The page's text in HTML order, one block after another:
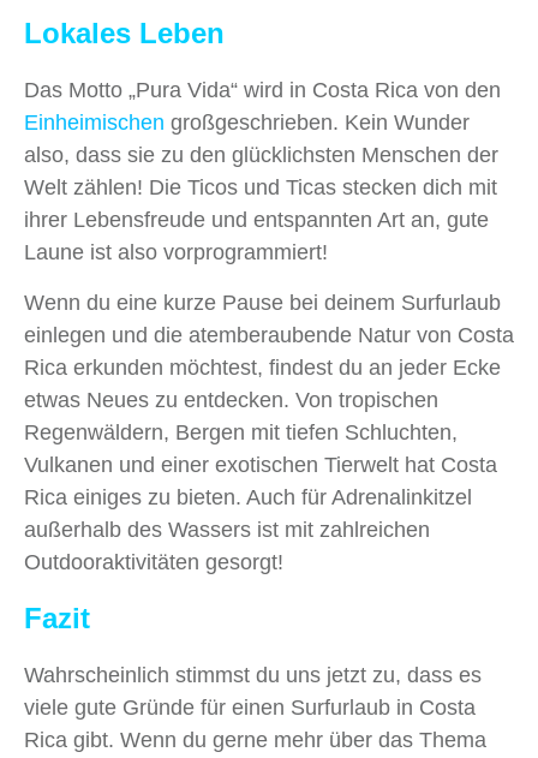
Lokales Leben
Das Motto „Pura Vida“ wird in Costa Rica von den
Einheimischen großgeschrieben. Kein Wunder
also, dass sie zu den glücklichsten Menschen der
Welt zählen! Die Ticos und Ticas stecken dich mit
ihrer Lebensfreude und entspannten Art an, gute
Laune ist also vorprogrammiert!
Wenn du eine kurze Pause bei deinem Surfurlaub
einlegen und die atemberaubende Natur von Costa
Rica erkunden möchtest, findest du an jeder Ecke
etwas Neues zu entdecken. Von tropischen
Regenwäldern, Bergen mit tiefen Schluchten,
Vulkanen und einer exotischen Tierwelt hat Costa
Rica einiges zu bieten. Auch für Adrenalinkitzel
außerhalb des Wassers ist mit zahlreichen
Outdooraktivitäten gesorgt!
Fazit
Wahrscheinlich stimmst du uns jetzt zu, dass es
viele gute Gründe für einen Surfurlaub in Costa
Rica gibt. Wenn du gerne mehr über das Thema